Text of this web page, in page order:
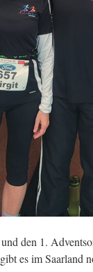
den 1.
es im Saarland